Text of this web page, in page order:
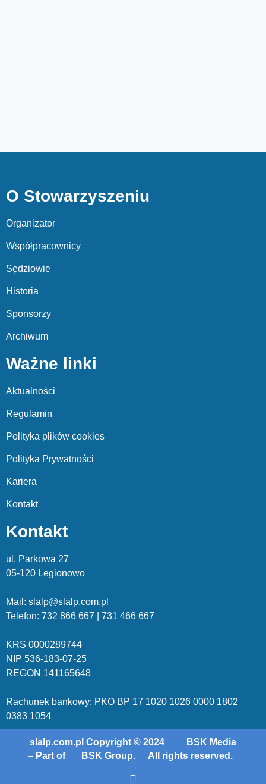
O Stowarzyszeniu
Organizator
Współpracownicy
Sędziowie
Historia
Sponsorzy
Archiwum
Ważne linki
Aktualności
Regulamin
Polityka plików cookies
Polityka Prywatności
Kariera
Kontakt
Kontakt
ul. Parkowa 27
05-120 Legionowo
Mail: slalp@slalp.com.pl
Telefon: 732 866 667 | 731 466 667
KRS 0000289744
NIP 536-183-07-25
REGON 141165648
Rachunek bankowy: PKO BP 17 1020 1026 0000 1802
0383 1054
slalp.com.pl Copyright © 2024
BSK Media
– Part of
BSK Group. All rights reserved.